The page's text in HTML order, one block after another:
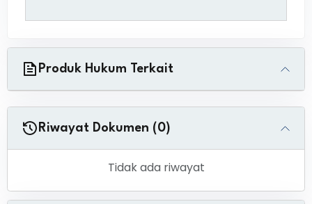
Produk Hukum Terkait
Riwayat Dokumen (0)
Tidak ada riwayat